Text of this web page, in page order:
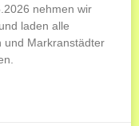
nehmen wir
laden alle
und Markranstädter